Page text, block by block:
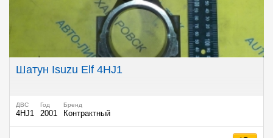
Шатун Isuzu Elf 4HJ1
ДВС
4HJ1
Год
2001
Бренд
Контрактный